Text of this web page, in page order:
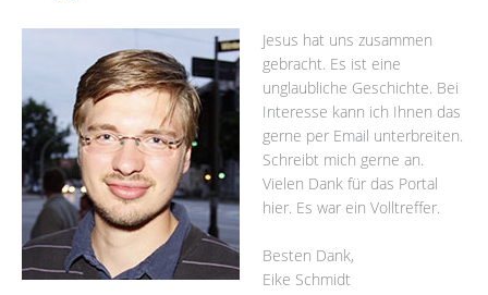
Jesus hat uns zusammen
gebracht. Es ist eine
unglaubliche Geschichte. Bei
Interesse kann ich Ihnen das
gerne per Email unterbreiten.
Schreibt mich gerne an.
Vielen Dank für das Portal
hier. Es war ein Volltreffer.
Besten Dank,
Eike Schmidt